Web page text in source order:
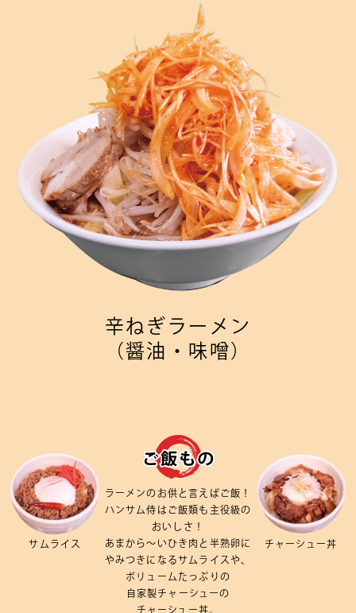
辛ねぎラーメン
（醤油・味噌）
サムライス
ラーメンの お供と言えばご飯！
ハンサム侍は ご飯類も 主役級の
おいしさ！
あまから～いひき肉と 半熟卵に
やみつきになるサムライスや、
ボリュームたっぷりの
自家製チャーシューの
チャーシュー丼。
チャーシュー丼